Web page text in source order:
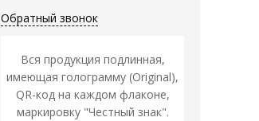
Обратный звонок
Вся продукция подлинная,
имеющая голограмму (Original),
QR-код на каждом флаконе,
маркировку "Честный знак".